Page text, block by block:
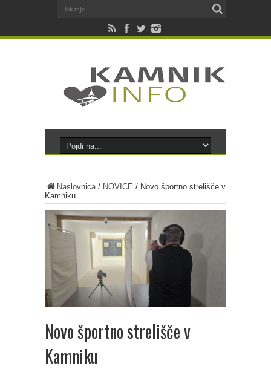
Naslovnica/ NOVICE / Novo športno strelišče v
Kamniku
Novo športno strelišče v
Kamniku